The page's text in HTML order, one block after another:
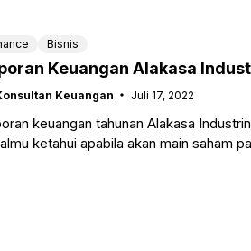
Bisnis
Keuangan Alakasa
Keuangan Juli 17, 2022
keuangan tahunan Alakasa
ketahui apabila akan main saham